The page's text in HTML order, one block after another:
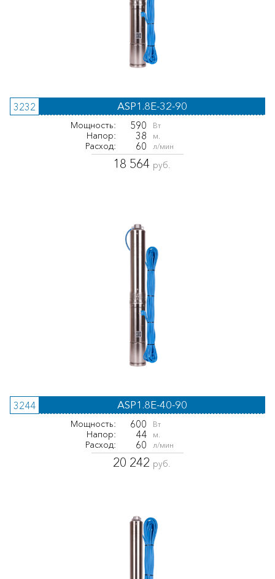
3232 ASP1.8E-32-90
Мощность: 590 Вт
Напор: 38 м.
Расход: 60 л/мин
18 564 руб.
3244 ASP1.8E-40-90
Мощность: 600 Вт
Напор: 44 м.
Расход: 60 л/мин
20 242 руб.